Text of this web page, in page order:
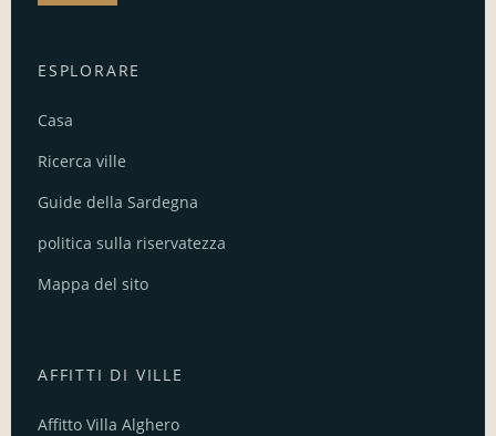
ESPLORARE
Casa
Ricerca ville
Guide della Sardegna
politica sulla riservatezza
Mappa del sito
AFFITTI DI VILLE
Affitto Villa Alghero